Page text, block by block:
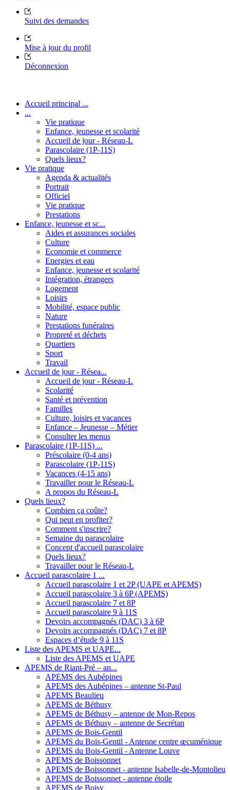
Suivi des demandes
Mise à jour du profil
Déconnexion
Accueil principal ...
...
Vie pratique
Enfance, jeunesse et scolarité
Accueil de jour - Réseau-L
Parascolaire (1P-11S)
Quels lieux?
Vie pratique
Agenda & actualités
Portrait
Officiel
Vie pratique
Prestations
Enfance, jeunesse et sc...
Aides et assurances sociales
Culture
Economie et commerce
Energies et eau
Enfance, jeunesse et scolarité
Intégration, étrangers
Logement
Loisirs
Mobilité, espace public
Nature
Prestations funéraires
Propreté et déchets
Quartiers
Sport
Travail
Accueil de jour - Résea...
Accueil de jour - Réseau-L
Scolarité
Santé et prévention
Familles
Culture, loisirs et vacances
Enfance – Jeunesse – Métier
Consulter les menus
Parascolaire (1P-11S) ...
Préscolaire (0-4 ans)
Parascolaire (1P-11S)
Vacances (4-15 ans)
Travailler pour le Réseau-L
A propos du Réseau-L
Quels lieux?
Combien ça coûte?
Qui peut en profiter?
Comment s'inscrire?
Semaine du parascolaire
Concept d'accueil parascolaire
Quels lieux?
Travailler pour le Réseau-L
Accueil parascolaire 1 ...
Accueil parascolaire 1 et 2P (UAPE et APEMS)
Accueil parascolaire 3 à 6P (APEMS)
Accueil parascolaire 7 et 8P
Accueil parascolaire 9 à 11S
Devoirs accompagnés (DAC) 3 à 6P
Devoirs accompagnés (DAC) 7 et 8P
Espaces d’étude 9 à 11S
Liste des APEMS et UAPE...
Liste des APEMS et UAPE
APEMS de Riant-Pré – an...
APEMS des Aubépines
APEMS des Aubépines – antenne St-Paul
APEMS Beaulieu
APEMS de Béthusy
APEMS de Béthusy – antenne de Mon-Repos
APEMS de Béthusy – antenne de Secrétan
APEMS de Bois-Gentil
APEMS du Bois-Gentil - Antenne centre œcuménique
APEMS du Bois-Gentil - Antenne Louve
APEMS de Boissonnet
APEMS de Boissonnet - antenne Isabelle-de-Montolieu
APEMS de Boissonnet - antenne étoile
APEMS de Boisy